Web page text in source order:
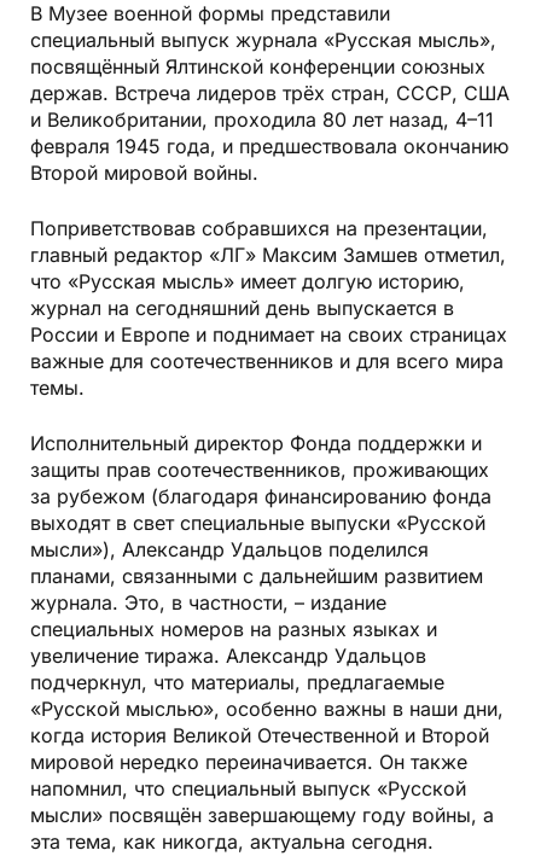
В Музее военной формы представили
специальный выпуск журнала «Русская мысль»,
посвящённый Ялтинской конференции союзных
держав. Встреча лидеров трёх стран, СССР, США
и Великобритании, проходила 80 лет назад, 4–11
февраля 1945 года, и предшествовала окончанию
Второй мировой войны.
Поприветствовав собравшихся на презентации,
главный редактор «ЛГ» Максим Замшев отметил,
что «Русская мысль» имеет долгую историю,
журнал на сегодняшний день выпускается в
России и Европе и поднимает на своих страницах
важные для соотечественников и для всего мира
темы.
Исполнительный директор Фонда поддержки и
защиты прав соотечественников, проживающих
за рубежом (благодаря финансированию фонда
выходят в свет специальные выпуски «Русской
мысли»), Александр Удальцов поделился
планами, связанными с дальнейшим развитием
журнала. Это, в частности, – издание
специальных номеров на разных языках и
увеличение тиража. Александр Удальцов
подчеркнул, что материалы, предлагаемые
«Русской мыслью», особенно важны в наши дни,
когда история Великой Отечественной и Второй
мировой нередко переиначивается. Он также
напомнил, что специальный выпуск «Русской
мысли» посвящён завершающему году войны, а
эта тема, как никогда, актуальна сегодня.